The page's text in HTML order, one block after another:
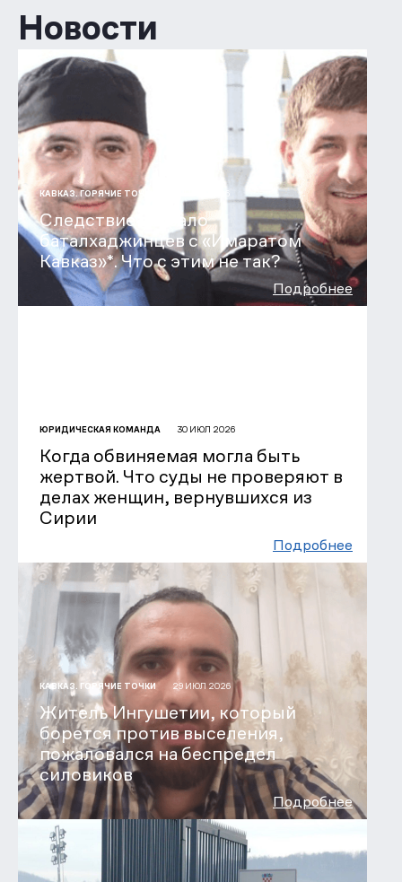
Новости
КАВКАЗ. ГОРЯЧИЕ ТОЧКИ
Следствие связало
баталхаджинцев с «Имаратом
Кавказ»*. Что с этим не так?
Подробнее
ЮРИДИЧЕСКАЯ КОМАНДА 30 ИЮЛ 2026
Когда обвиняемая могла быть
жертвой. Что суды не проверяют в
делах женщин, вернувшихся из
Сирии
Подробнее
КАВКАЗ. ГОРЯЧИЕ ТОЧКИ 29 ИЮЛ 2026
Житель Ингушетии, который
борется против выселения,
пожаловался на беспредел
силовиков
Подробнее